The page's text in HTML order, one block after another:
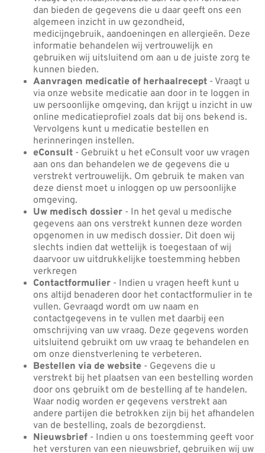
dan bieden de gegevens die u daar geeft ons een
algemeen inzicht in uw gezondheid,
medicijngebruik, aandoeningen en allergieën. Deze
informatie behandelen wij vertrouwelijk en
gebruiken wij uitsluitend om aan u de juiste zorg te
kunnen bieden.
Aanvragen medicatie of herhaalrecept - Vraagt u
via onze website medicatie aan door in te loggen in
uw persoonlijke omgeving, dan krijgt u inzicht in uw
online medicatieprofiel zoals dat bij ons bekend is.
Vervolgens kunt u medicatie bestellen en
herinneringen instellen.
eConsult - Gebruikt u het eConsult voor uw vragen
aan ons dan behandelen we de gegevens die u
verstrekt vertrouwelijk. Om gebruik te maken van
deze dienst moet u inloggen op uw persoonlijke
omgeving.
Uw medisch dossier - In het geval u medische
gegevens aan ons verstrekt kunnen deze worden
opgenomen in uw medisch dossier. Dit doen wij
slechts indien dat wettelijk is toegestaan of wij
daarvoor uw uitdrukkelijke toestemming hebben
verkregen
Contactformulier - Indien u vragen heeft kunt u
ons altijd benaderen door het contactformulier in te
vullen. Gevraagd wordt om uw naam en
contactgegevens in te vullen met daarbij een
omschrijving van uw vraag. Deze gegevens worden
uitsluitend gebruikt om uw vraag te behandelen en
om onze dienstverlening te verbeteren.
Bestellen via de website - Gegevens die u
verstrekt bij het plaatsen van een bestelling worden
door ons gebruikt om de bestelling af te handelen.
Waar nodig worden er gegevens verstrekt aan
andere partijen die betrokken zijn bij het afhandelen
van de bestelling, zoals de bezorgdienst.
Nieuwsbrief - Indien u ons toestemming geeft voor
het versturen van een nieuwsbrief, gebruiken wij uw